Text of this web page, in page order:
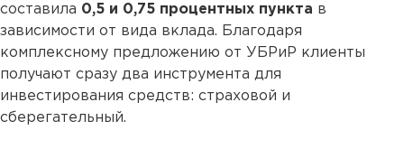
составила 0,5 и 0,75 процентных пункта в
зависимости от вида вклада. Благодаря
комплексному предложению от УБРиР клиенты
получают сразу два инструмента для
инвестирования средств: страховой и
сберегательный.